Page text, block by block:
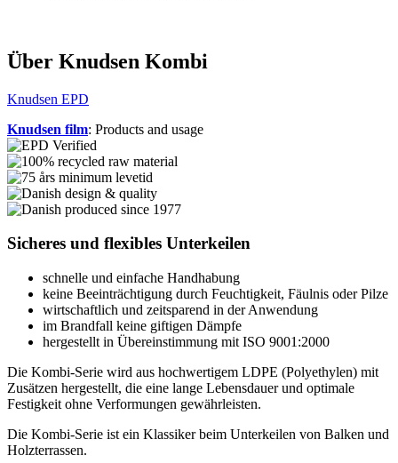
Über Knudsen Kombi
Knudsen EPD
Knudsen film: Products and usage
Sicheres und flexibles Unterkeilen
schnelle und einfache Handhabung
keine Beeinträchtigung durch Feuchtigkeit, Fäulnis oder Pilze
wirtschaftlich und zeitsparend in der Anwendung
im Brandfall keine giftigen Dämpfe
hergestellt in Übereinstimmung mit ISO 9001:2000
Die Kombi-Serie wird aus hochwertigem LDPE (Polyethylen) mit
Zusätzen hergestellt, die eine lange Lebensdauer und optimale
Festigkeit ohne Verformungen gewährleisten.
Die Kombi-Serie ist ein Klassiker beim Unterkeilen von Balken und
Holzterrassen.